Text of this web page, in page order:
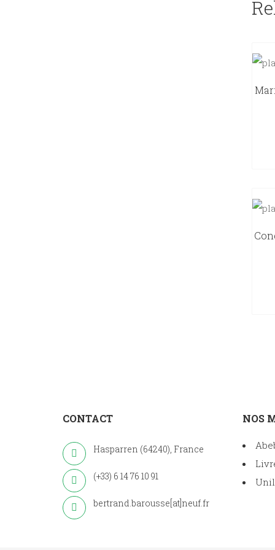
CONTACT
Hasparren (64240), France
(+33) 6 14 76 10 91
bertrand.barousse[at]neuf.fr
NOS